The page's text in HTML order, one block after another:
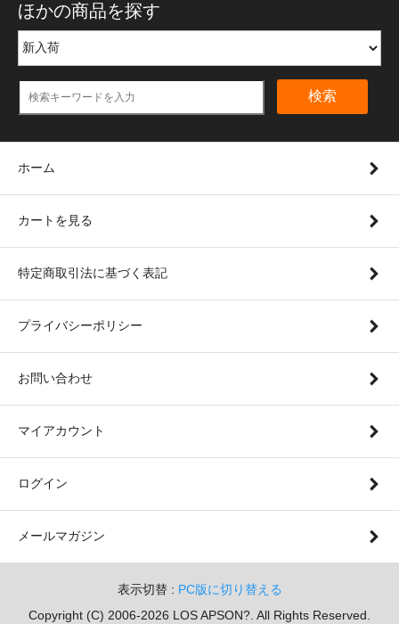
ほかの商品を探す
検索
ホーム
カートを見る
特定商取引法に基づく表記
プライバシーポリシー
お問い合わせ
マイアカウント
ログイン
メールマガジン
表示切替 : PC版に切り替える
Copyright (C) 2006-2026 LOS APSON?. All Rights Reserved.